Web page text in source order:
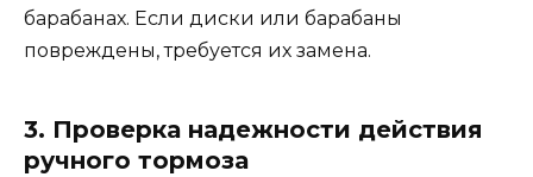
барабанах. Если диски или барабаны
повреждены, требуется их замена.
3. Проверка надежности действия
ручного тормоза